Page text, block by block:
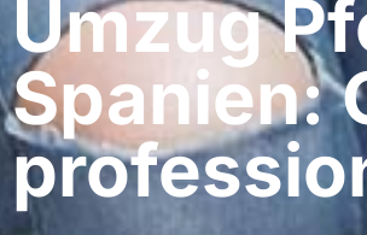
Umzug
Spanien: